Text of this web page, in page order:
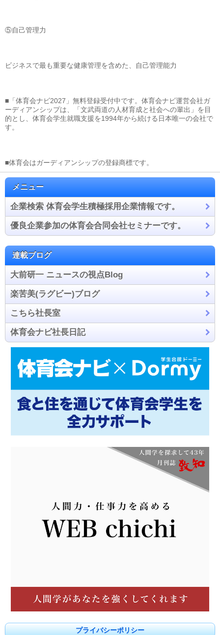
⑤自己管理力
ビジネスで最も重要な健康管理を含めた、自己管理能力
■「体育会ナビ2027」無料登録受付中です。体育会ナビ運営会社ガ
ーディアンシップは、「文武両道の人材育成と社会への輩出」を目
的とし、体育会学生就職支援を1994年から続ける日本唯一の会社で
す。
■体育会はガーディアンシップの登録商標です。
メニュー
企業検索 体育会学生積極採用企業情報です。
優良企業参加の体育会合同会社セミナーです。
連載ブログ
大前研一 ニュースの視点Blog
楽苦美(ラグビー)ブログ
こちら社長室
体育会ナビ社長日記
プライバシーポリシー